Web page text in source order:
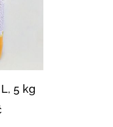
5 kg